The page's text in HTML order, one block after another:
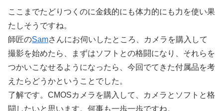
ここまでたどりつくのに金銭的にも体力的にも力を使い果
たしそうですね。
師匠のSamさんにお伺いしたところ、カメラを購入して
撮影を始めたら、まずはソフトとの格闘になり、それらを
つかいこなせるようになったら、今回でてきた付属品を考
えたらどうかということでした。
了解です。CMOSカメラを購入して、カメラとソフトと格
闘したいと思います。何事も一歩一歩ですね。